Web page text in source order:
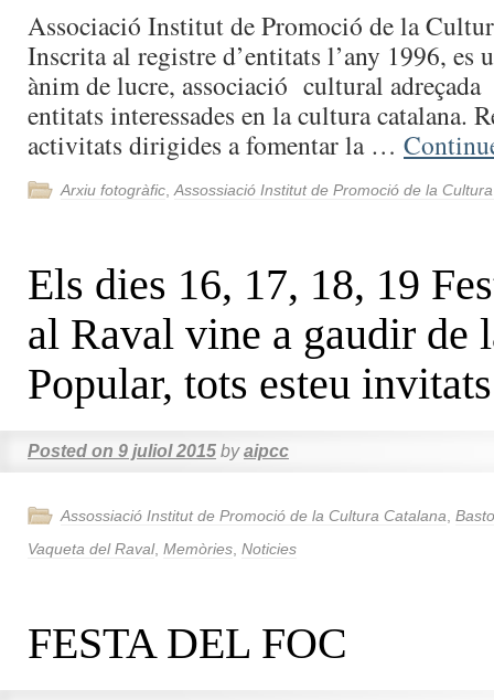
Associació Institut de Promoció de la
Inscrita al registre d’entitats l’any 1996, es
ànim de lucre, associació cultural
entitats interessades en la cultura catalana.
activitats dirigides a fomentar la …
Arxiu fotogràfic Assossiació Institut de Promoció de la
Els dies 16, 17, 18, 19
al Raval vine a gaudir de
Popular, tots esteu
Posted on 9 juliol 2015 by aipcc
Assossiació Institut de Promoció de la Cultura Catalana
Vaqueta del Raval, Memòries Noticies
FESTA DEL FOC